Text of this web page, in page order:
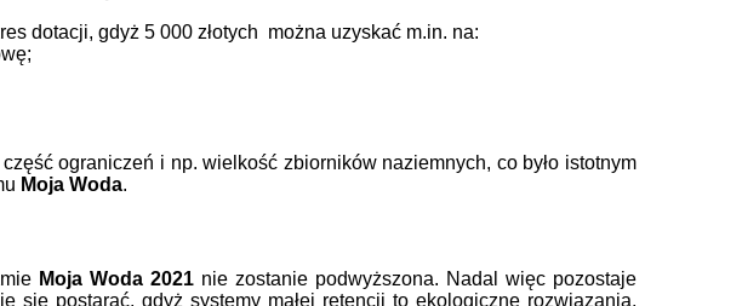
dotacji, gdyż 5 000 złotych można uzyskać m.in. na:
ograniczeń i np. wielkość zbiorników naziemnych, co było istotnym
Moja Woda.
Moja Woda 2021nie zostanie podwyższona. Nadal więc pozostaje
się postarać, gdyż systemy małej retencji to ekologiczne rozwiązania,